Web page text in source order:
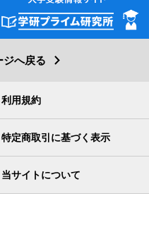
ジへ戻る
利用規約
特定商取引に基づく表示
当サイトについて